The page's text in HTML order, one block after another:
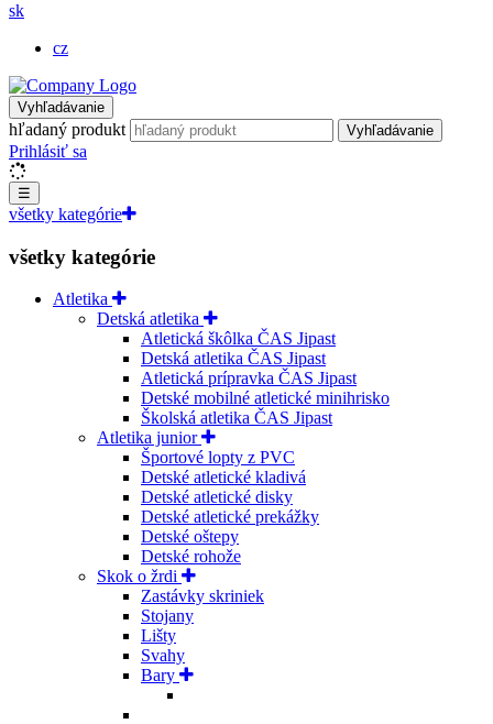
sk
cz
Vyhľadávanie
hľadaný produkt Vyhľadávanie
Prihlásiť sa
☰
všetky kategórie
všetky kategórie
Atletika
Detská atletika
Atletická škôlka ČAS Jipast
Detská atletika ČAS Jipast
Atletická prípravka ČAS Jipast
Detské mobilné atletické minihrisko
Školská atletika ČAS Jipast
Atletika junior
Športové lopty z PVC
Detské atletické kladivá
Detské atletické disky
Detské atletické prekážky
Detské oštepy
Detské rohože
Skok o žrdi
Zastávky skriniek
Stojany
Lišty
Svahy
Bary